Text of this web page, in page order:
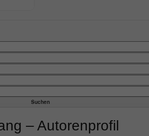
– Autorenprofil